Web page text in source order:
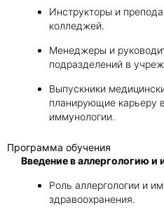
Инструкторы и
колледжей.
Менеджеры и
подразделений в
Выпускники
планирующие карьеру
иммунологии.
Программа обучения
Введение в аллергологию
Роль аллергологии и
здравоохранения.